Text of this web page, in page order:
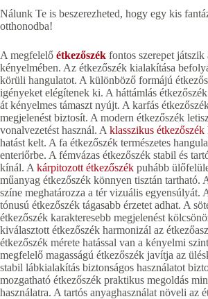
Nálunk Te is beszerezheted, hogy egy kis
otthonodba!
A megfelelő étkezőszék fontos szerepet játszik
kényelmében. Az étkezőszék kialakítása
körüli hangulatot. A különböző formájú
igényeket elégítenek ki. A háttámlás
át kényelmes támaszt nyújt. A karfás
megjelenést biztosít. A modern étkezőszék
vonalvezetést használ. A klasszikus étkezőszék
hatást kelt. A fa étkezőszék természetes
enteriőrbe. A fémvázas étkezőszék stabil és
kínál. A kárpitozott étkezőszék puhább
műanyag étkezőszék könnyen tisztán tartható.
színe meghatározza a tér vizuális egyensúlyát.
tónusú étkezőszék tágasabb érzetet adhat. A
étkezőszék karakteresebb megjelenést
kiválasztott étkezőszék harmonizál az
étkezőszék mérete hatással van a kényelmi
megfelelő magasságú étkezőszék javítja az
stabil lábkialakítás biztonságos használatot
mozgatható étkezőszék praktikus megoldás
használatra. A tartós anyaghasználat növeli az